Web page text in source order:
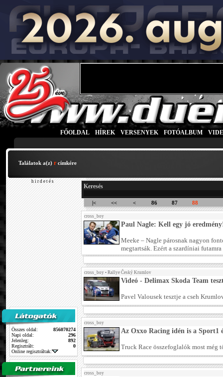
FŐOLDAL HÍREK VERSENYEK FOTÓALBUM
Találatok a(z)r címkére
h i r d e t é s
Összes oldal:
856070274
Napi oldal:
296
Jelenleg:
892
Regisztrált:
0
Online regisztráltak:
Keresés
|< << < 86 87 88
cross_boy
Paul Nagle: Kell egy jó
Meeke – Nagle párosnak nagyon
megtartsák. Ezért a szardíniai
cross_boy • Rallye Český Krumlov
Videó - Delimax Skoda Team
Pavel Valousek tesztje a cseh
cross_boy
Az Oxxo Racing idén is a Sport1
Truck Race összefoglalók most még
cross_boy